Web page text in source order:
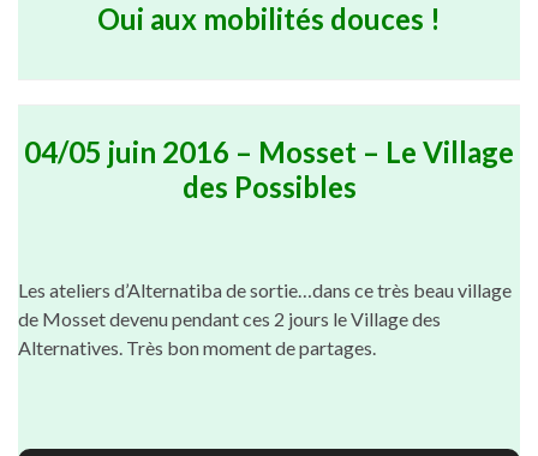
Oui aux mobilités douces !
04/05 juin 2016 – Mosset – Le Village
des Possibles
Les ateliers d’Alternatiba de sortie…dans ce très beau village
de Mosset devenu pendant ces 2 jours le Village des
Alternatives. Très bon moment de partages.